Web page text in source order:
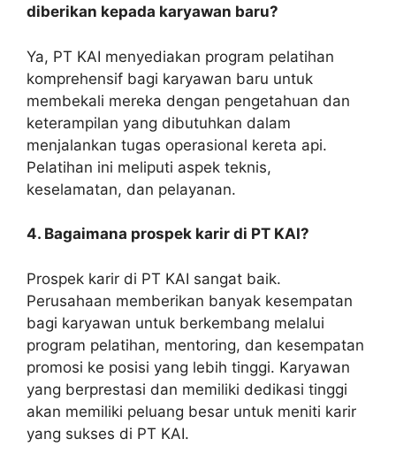
diberikan kepada karyawan baru?
Ya, PT KAI menyediakan program pelatihan
komprehensif bagi karyawan baru untuk
membekali mereka dengan pengetahuan dan
keterampilan yang dibutuhkan dalam
menjalankan tugas operasional kereta api.
Pelatihan ini meliputi aspek teknis,
keselamatan, dan pelayanan.
4. Bagaimana prospek karir di PT KAI?
Prospek karir di PT KAI sangat baik.
Perusahaan memberikan banyak kesempatan
bagi karyawan untuk berkembang melalui
program pelatihan, mentoring, dan kesempatan
promosi ke posisi yang lebih tinggi. Karyawan
yang berprestasi dan memiliki dedikasi tinggi
akan memiliki peluang besar untuk meniti karir
yang sukses di PT KAI.